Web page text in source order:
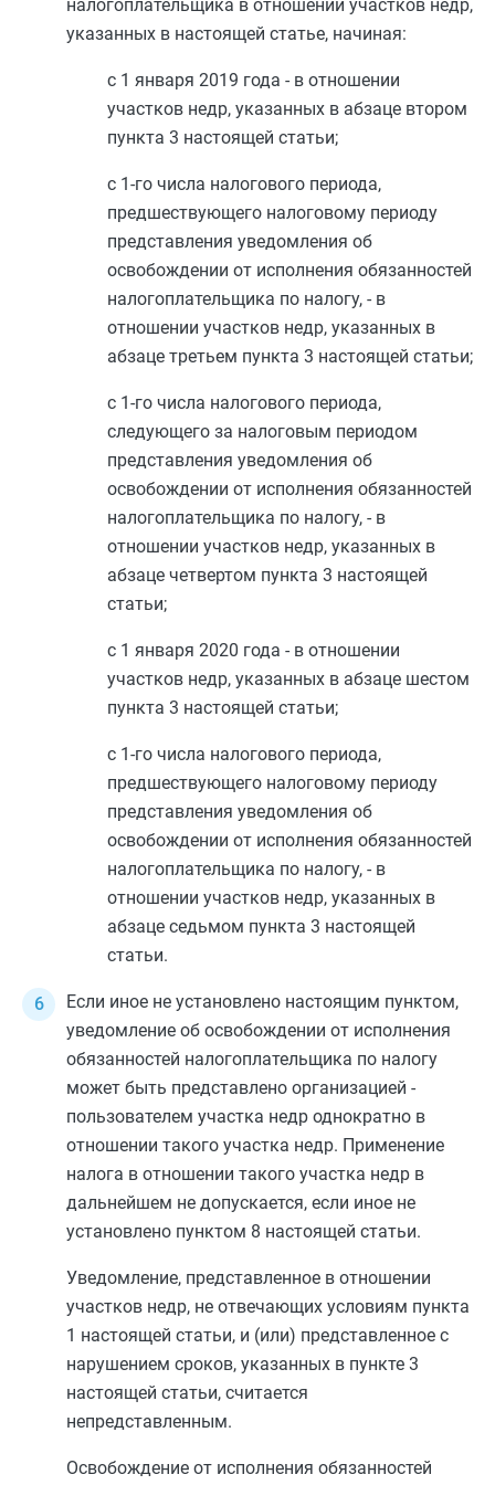
налогоплательщика в отношении участков недр,
указанных в настоящей статье, начиная:
с 1 января 2019 года - в отношении
участков недр, указанных в абзаце втором
пункта 3 настоящей статьи;
с 1-го числа налогового периода,
предшествующего налоговому периоду
представления уведомления об
освобождении от исполнения обязанностей
налогоплательщика по налогу, - в
отношении участков недр, указанных в
абзаце третьем пункта 3 настоящей статьи;
с 1-го числа налогового периода,
следующего за налоговым периодом
представления уведомления об
освобождении от исполнения обязанностей
налогоплательщика по налогу, - в
отношении участков недр, указанных в
абзаце четвертом пункта 3 настоящей
статьи;
с 1 января 2020 года - в отношении
участков недр, указанных в абзаце шестом
пункта 3 настоящей статьи;
с 1-го числа налогового периода,
предшествующего налоговому периоду
представления уведомления об
освобождении от исполнения обязанностей
налогоплательщика по налогу, - в
отношении участков недр, указанных в
абзаце седьмом пункта 3 настоящей
статьи.
Если иное не установлено настоящим пунктом,
уведомление об освобождении от исполнения
обязанностей налогоплательщика по налогу
может быть представлено организацией -
пользователем участка недр однократно в
отношении такого участка недр. Применение
налога в отношении такого участка недр в
дальнейшем не допускается, если иное не
установлено пунктом 8 настоящей статьи.
Уведомление, представленное в отношении
участков недр, не отвечающих условиям пункта
1 настоящей статьи, и (или) представленное с
нарушением сроков, указанных в пункте 3
настоящей статьи, считается
непредставленным.
Освобождение от исполнения обязанностей